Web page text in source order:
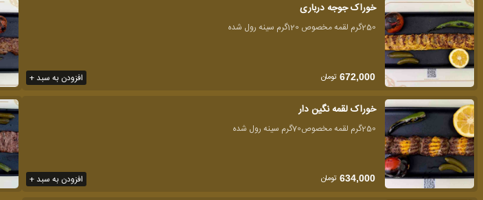
خوراک جوجه درباری
250گرم لقمه مخصوص 120گرم سینه رول شده
افزودن به سبد + 672,000 تومان
خوراک لقمه نگین دار
250گرم لقمه مخصوص70گرم سینه رول شده
افزودن به سبد + 634,000 تومان